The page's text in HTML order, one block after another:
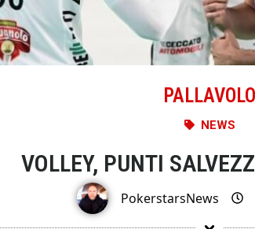
PALLAVOLO
NEWS
VOLLEY, PUNTI
PokerstarsNews